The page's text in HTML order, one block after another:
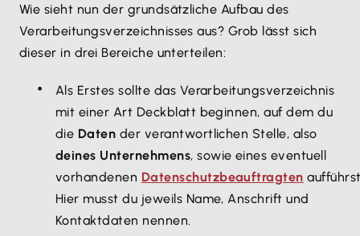
Wie sieht nun der grundsätzliche Aufbau des
Verarbeitungsverzeichnisses aus? Grob lässt sich
dieser in drei Bereiche unterteilen:
Als Erstes sollte das Verarbeitungsverzeichnis
mit einer Art Deckblatt beginnen, auf dem du
die Daten der verantwortlichen Stelle, also
deines Unternehmens, sowie eines eventuell
vorhandenen Datenschutzbeauftragten
Hier musst du jeweils Name, Anschrift und
Kontaktdaten nennen.